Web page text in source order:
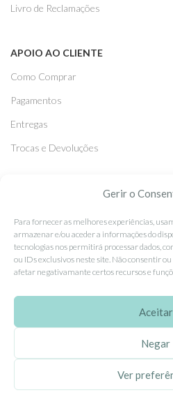
Gerir o
Para fornecer as melhores experiências,
armazenar e/ou aceder a informações do
tecnologias nos permitirá processar dados,
ou IDs exclusivos neste site. Não consentir
afetar negativamante certos recursos e
Aceitar
Negar
Ver
Livro de Reclamações
APOIO AO CLIENTE
Como Comprar
Pagamentos
Entregas
Trocas e Devoluções
Facebook
Instagram
Pinterest
EhGoom2026 Criado por